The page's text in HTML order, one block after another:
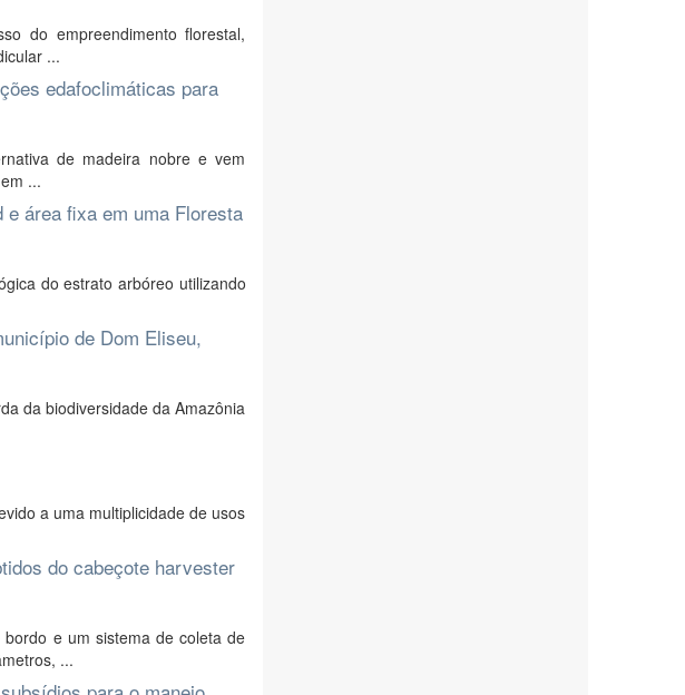
do empreendimento florestal,
...
edafoclimáticas para
de madeira nobre e vem
...
área fixa em uma Floresta
do estrato arbóreo utilizando
de Dom Eliseu,
da biodiversidade da Amazônia
a uma multiplicidade de usos
do cabeçote harvester
e um sistema de coleta de
...